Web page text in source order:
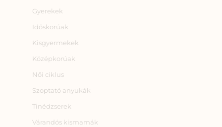
Gyerekek
Időskorúak
Kisgyermekek
Középkorúak
Női ciklus
Szoptató anyukák
Tinédzserek
Várandós kismamák